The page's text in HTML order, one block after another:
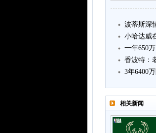
波蒂斯深
小哈达威
一年650
香波特：
3年6400
相关新闻